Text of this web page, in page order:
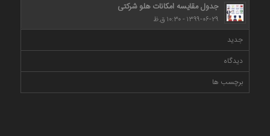
جدول مقایسه امکانات هلو شرکتی
۱۳۹۹-۰۶-۲۹ - ۱۰:۳۰ ق.ظ
جدید
دیدگاه
برچسب ها